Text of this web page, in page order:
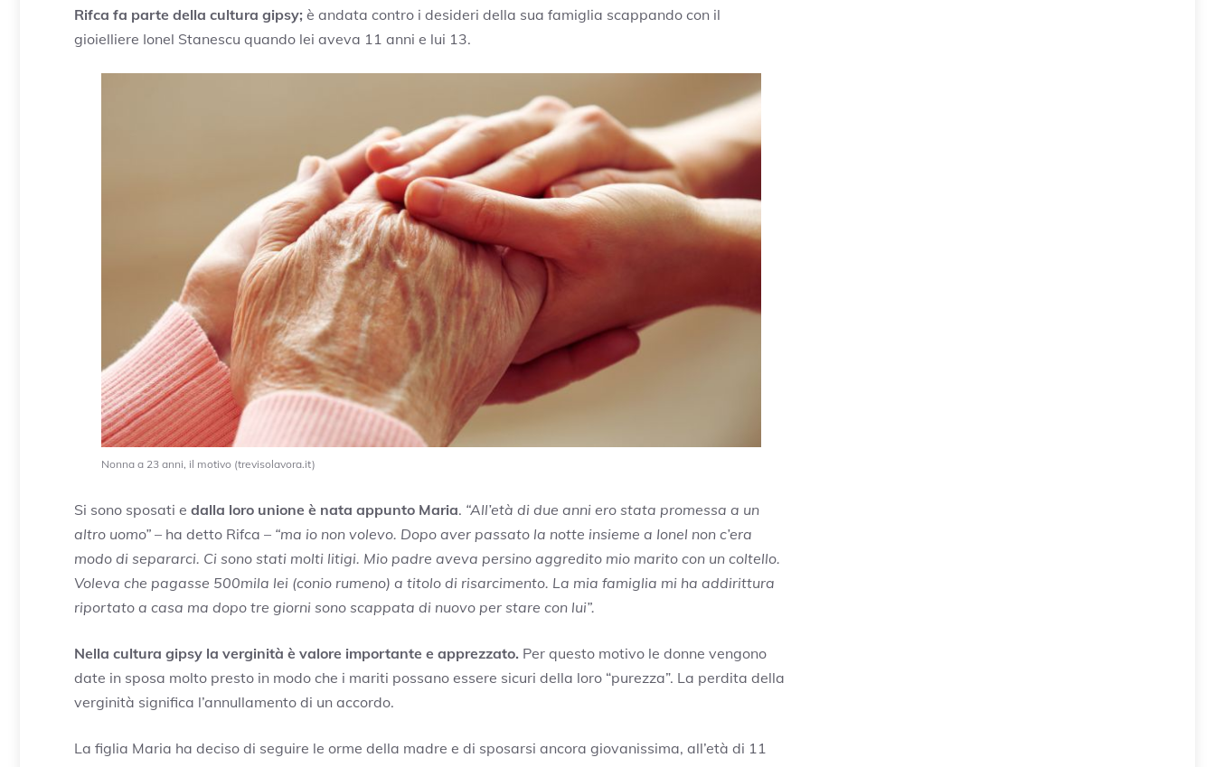
Rifca fa parte della cultura gipsy; è andata contro i desideri della sua famiglia scappando con il
gioielliere Ionel Stanescu quando lei aveva 11 anni e lui 13.
Nonna a 23 anni, il motivo (trevisolavora.it)
Si sono sposati e dalla loro unione è nata appunto Maria. “All’età di due anni ero stata promessa a un
altro uomo” – ha detto Rifca – “ma io non volevo. Dopo aver passato la notte insieme a Ionel non c’era
modo di separarci. Ci sono stati molti litigi. Mio padre aveva persino aggredito mio marito con un coltello.
Voleva che pagasse 500mila lei (conio rumeno) a titolo di risarcimento. La mia famiglia mi ha addirittura
riportato a casa ma dopo tre giorni sono scappata di nuovo per stare con lui”.
Nella cultura gipsy la verginità è valore importante e apprezzato. Per questo motivo le donne vengono
date in sposa molto presto in modo che i mariti possano essere sicuri della loro “purezza”. La perdita della
verginità significa l’annullamento di un accordo.
La figlia Maria ha deciso di seguire le orme della madre e di sposarsi ancora giovanissima, all’età di 11